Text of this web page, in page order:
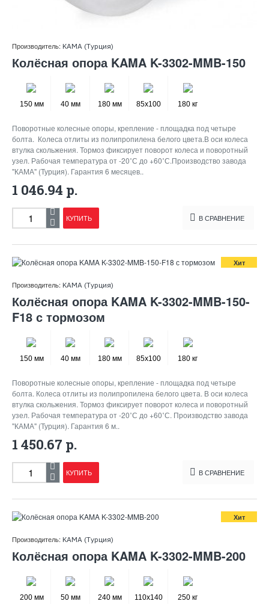
Производитель: KAMA (Турция)
Колёсная опора KAMA K-3302-MMB-150
150 мм 40 мм 180 мм 85x100 180 кг
Поворотные колесные опоры, крепление - площадка под четыре
болта. Колеса отлиты из полипропилена белого цвета.В оси колеса
втулка скольжения. Тормоз фиксирует поворот колеса и поворотный
узел. Рабочая температура от -20˚С до +60˚С.Производство завода
"КАМА" (Турция). Гарантия 6 месяцев..
1 046.94 р.
КУПИТЬ В СРАВНЕНИЕ
Хит
Производитель: KAMA (Турция)
Колёсная опора KAMA K-3302-MMB-150-
F18 с тормозом
150 мм 40 мм 180 мм 85x100 180 кг
Поворотные колесные опоры, крепление - площадка под четыре
болта. Колеса отлиты из полипропилена белого цвета. В оси колеса
втулка скольжения. Тормоз фиксирует поворот колеса и поворотный
узел. Рабочая температура от -20˚С до +60˚С. Производство завода
"КАМА" (Турция). Гарантия 6 м..
1 450.67 р.
КУПИТЬ В СРАВНЕНИЕ
Хит
Производитель: KAMA (Турция)
Колёсная опора KAMA K-3302-MMB-200
200 мм 50 мм 240 мм 110x140 250 кг